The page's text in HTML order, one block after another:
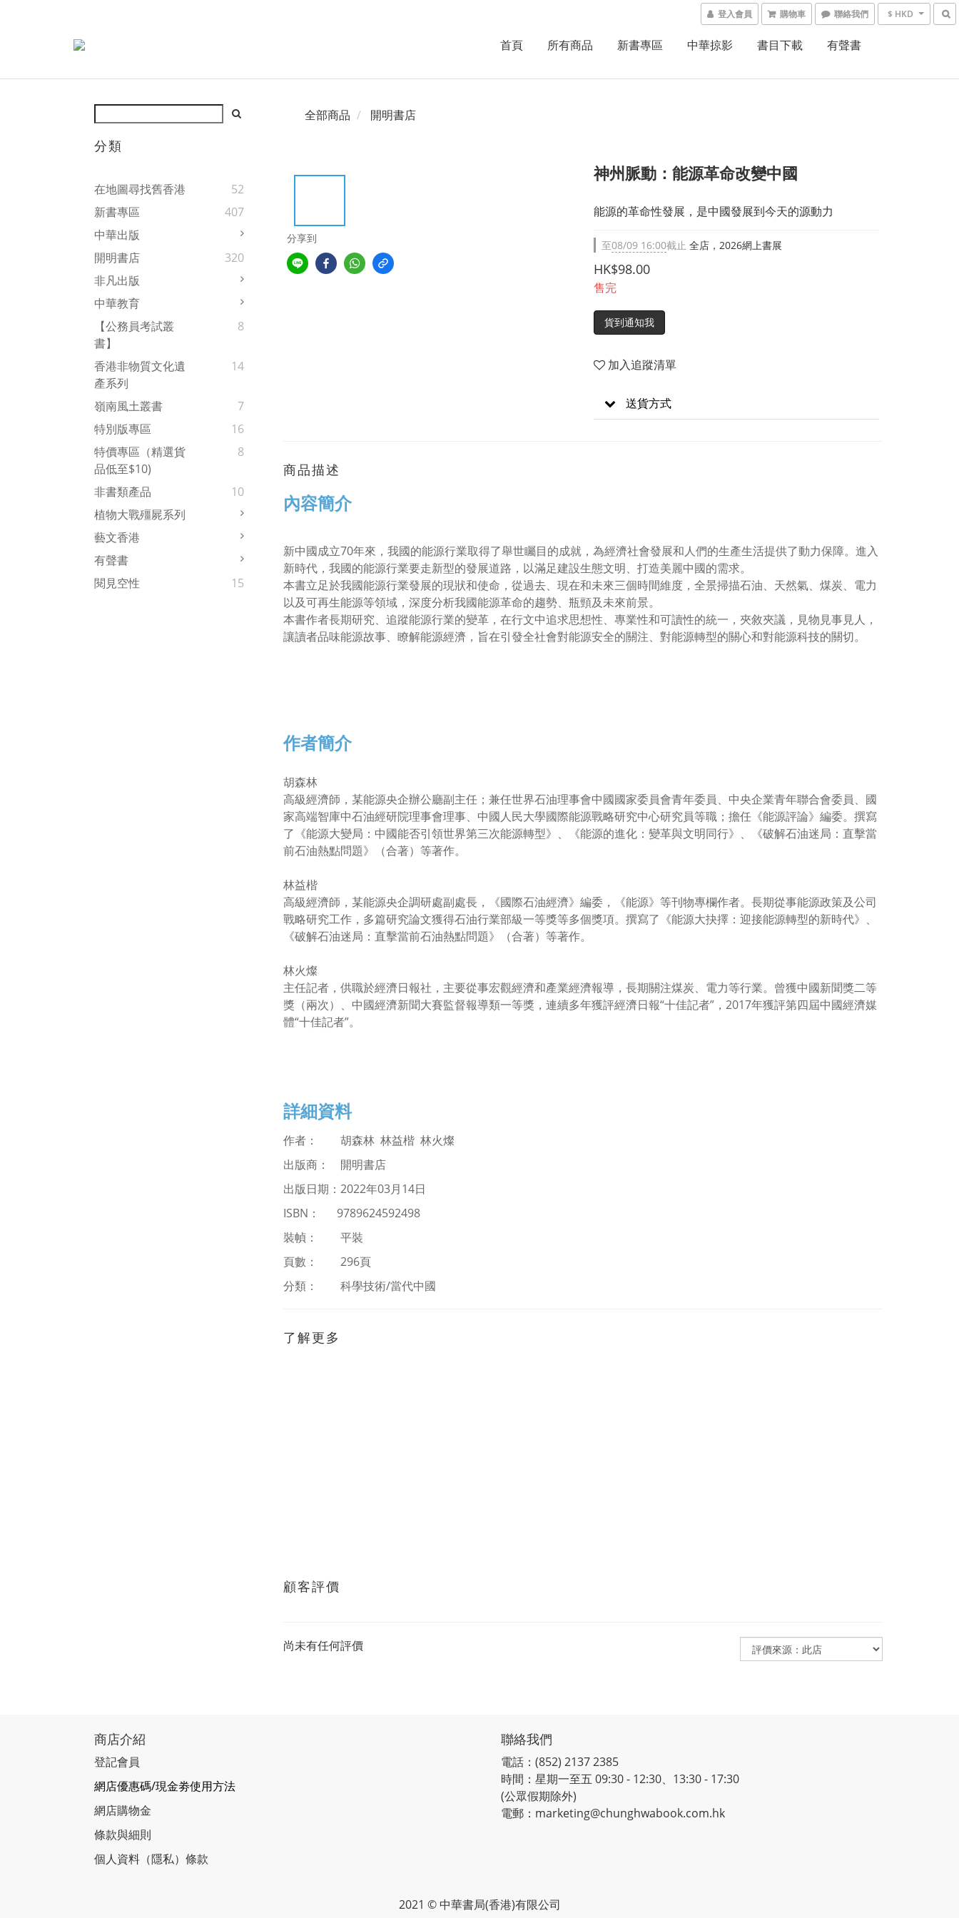
登入會員 購物車 聯絡我們 $ HKD
首頁 所有商品 新書專區 中華掠影 書目下載 有聲書
分類
在地圖尋找舊香港
52
新書專區
407
中華出版
開明書店
320
非凡出版
中華教育
【公務員考試叢
書】
8
香港非物質文化遺
產系列
14
嶺南風土叢書
7
特別版專區
16
特價專區（精選貨
品低至$10)
8
非書類產品
10
植物大戰殭屍系列
藝文香港
有聲書
閱見空性
15
全部商品 開明書店
分享到
神州脈動：能源革命改變中國
能源的革命性發展，是中國發展到今天的源動力
至08/09 16:00截止 全店，2026網上書展
HK$98.00
售完
貨到通知我
加入追蹤清單
送貨方式
商品描述
內容簡介
新中國成立70年來，我國的能源行業取得了舉世矚目的成就，為經濟社會發展和人們的生產生活提供了動力保障。進入
新時代，我國的能源行業要走新型的發展道路，以滿足建設生態文明、打造美麗中國的需求。
本書立足於我國能源行業發展的現狀和使命，從過去、現在和未來三個時間維度，全景掃描石油、天然氣、煤炭、電力
以及可再生能源等領域，深度分析我國能源革命的趨勢、瓶頸及未來前景。
本書作者長期研究、追蹤能源行業的變革，在行文中追求思想性、專業性和可讀性的統一，夾敘夾議，見物見事見人，
讓讀者品味能源故事、瞭解能源經濟，旨在引發全社會對能源安全的關注、對能源轉型的關心和對能源科技的關切。
作者簡介
胡森林
高級經濟師，某能源央企辦公廳副主任；兼任世界石油理事會中國國家委員會青年委員、中央企業青年聯合會委員、國
家高端智庫中石油經研院理事會理事、中國人民大學國際能源戰略研究中心研究員等職；擔任《能源評論》編委。撰寫
了《能源大變局：中國能否引領世界第三次能源轉型》、《能源的進化：變革與文明同行》、《破解石油迷局：直擊當
前石油熱點問題》（合著）等著作。
林益楷
高級經濟師，某能源央企調研處副處長，《國際石油經濟》編委，《能源》等刊物專欄作者。長期從事能源政策及公司
戰略研究工作，多篇研究論文獲得石油行業部級一等獎等多個獎項。撰寫了《能源大抉擇：迎接能源轉型的新時代》、
《破解石油迷局：直擊當前石油熱點問題》（合著）等著作。
林火燦
主任記者，供職於經濟日報社，主要從事宏觀經濟和產業經濟報導，長期關注煤炭、電力等行業。曾獲中國新聞獎二等
獎（兩次）、中國經濟新聞大賽監督報導類一等獎，連續多年獲評經濟日報“十佳記者”，2017年獲評第四屆中國經濟媒
體“十佳記者”。
詳細資料
作者： 胡森林 林益楷 林火燦
出版商： 開明書店
出版日期： 2022年03月14日
ISBN ： 9789624592498
裝幀： 平裝
頁數： 296頁
分類：
科學技術/當代中國
了解更多
顧客評價
尚未有任何評價
商店介紹
登記會員
網店優惠碼/現金劵使用方法
網店購物金
條款與細則
個人資料（隱私）條款
聯絡我們
電話：(852) 2137 2385
時間：星期一至五 09:30 - 12:30、13:30 - 17:30
(公眾假期除外)
電郵：marketing@chunghwabook.com.hk
2021 © 中華書局(香港)有限公司